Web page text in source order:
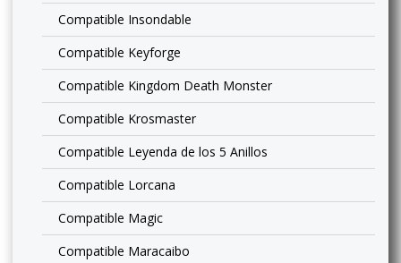
Compatible Insondable
Compatible Keyforge
Compatible Kingdom Death Monster
Compatible Krosmaster
Compatible Leyenda de los 5 Anillos
Compatible Lorcana
Compatible Magic
Compatible Maracaibo